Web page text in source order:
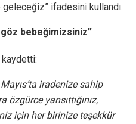
ifadesini kullandı.
bebeğimizsiniz”
kaydetti:
iradenize sahip
özgürce yansıttığınız,
için her birinize teşekkür